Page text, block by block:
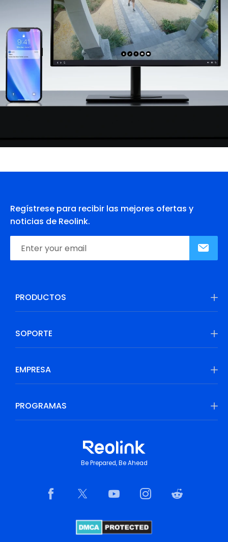
Regístrese para recibir las mejores ofertas y
noticias de Reolink.
PRODUCTOS
SOPORTE
EMPRESA
PROGRAMAS
Be Prepared, Be Ahead